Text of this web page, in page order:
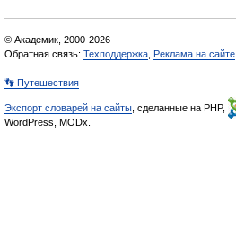
© Академик, 2000-2026
Обратная связь: Техподдержка Реклама на сайте
👣 Путешествия
Экспорт словарей на сайты , сделанные на PHP,
WordPress, MODx.